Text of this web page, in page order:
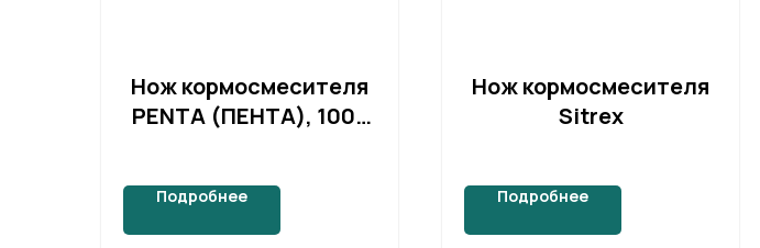
Нож кормосмесителя
PENTA (ПЕНТА), 1005
Подробнее
Нож кормосмесителя
Sitrex
Подробнее